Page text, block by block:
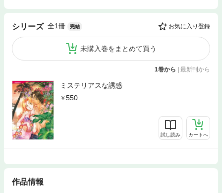
シリーズ 全1冊 完結 お気に入り登録
未購入巻をまとめて買う
1巻から | 最新刊から
ミステリアスな誘惑
550
試し読み カートへ
作品情報